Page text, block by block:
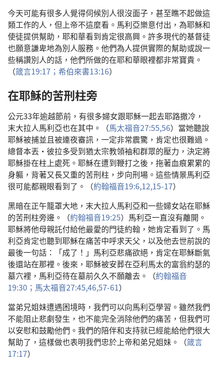
今天可能有很多人覺得伺候別人很沒面子，甚至瞧不起做這
類工作的人，但上帝不這麼看。馬利亞樂意付出，為耶穌和
使徒提供幫助，耶和華看到肯定很高興。許多現代的基督徒
也願意謙卑地為別人服務。他們為人提供實際的幫助或說一
些稱讚別人的話，他們所做的在耶和華眼裡都非常寶貴。
（箴言19:17； 希伯來書13:16）
在耶穌的苦刑柱旁
公元33年逾越節前，有很多婦女跟耶穌一起去耶路撒冷，
末大拉人馬利亞也在其中。（馬太福音27:55,56）當她聽說
耶穌被捕並且被連夜審訊，一定非常震驚，肯定也很難過。
總督本丟·彼拉多受到猶太宗教領袖和群眾的壓力，決定將
耶穌掛在柱上處死。耶穌在遭到鞭打之後，拖著血痕累累的
身軀，背著又長又重的苦刑柱，步向刑場。這些情景馬利亞
很可能都親眼看到了。（約翰福音19:6,12,15-17）
黑暗在正午籠罩大地，末大拉人馬利亞和一些婦女站在耶穌
的苦刑柱旁邊。（約翰福音19:25）馬利亞一直沒有離開。
耶穌將他母親託付給他最愛的門徒約翰，她肯定看到了。馬
利亞肯定也聽到耶穌在痛苦中呼求天父，以及他去世前說的
最後一句話：「成了！」馬利亞悲痛欲絕，肯定在耶穌斷氣
後還站在那裡。後來，耶穌被安葬在亞利馬太的富翁約瑟的
墓穴裡，馬利亞待在墓前久久不願離去。（約翰福音
19:30； 馬太福音27:45,46,57-61）
當弟兄姐妹遭遇困境時，我們可以向馬利亞學習。雖然我們
不能阻止悲劇發生，也不能完全消除他們的痛苦，但我們可
以安慰和鼓勵他們。我們的陪伴和支持就已經能給他們很大
幫助了，這樣做也表明我們忠於上帝和弟兄姐妹。（箴言
17:17）